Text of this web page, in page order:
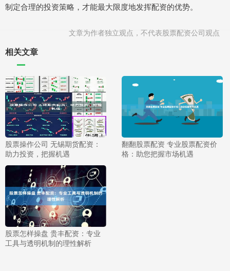
制定合理的投资策略，才能最大限度地发挥配资的优势。
文章为作者独立观点，不代表股票配资公司观点
相关文章
股票操作公司 无锡期货配资：
助力投资，把握机遇
翻翻股票配资 专业股票配资价
格：助您把握市场机遇
股票怎样操盘 贵丰配资：专业
工具与透明机制的理性解析